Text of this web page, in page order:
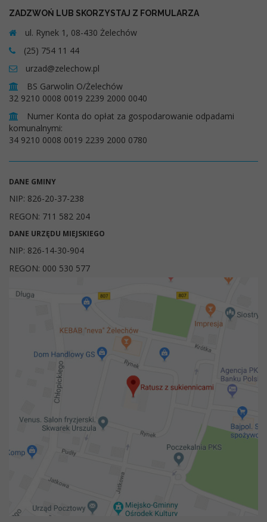
ZADZWOŃ LUB SKORZYSTAJ Z FORMULARZA
ul. Rynek 1, 08-430 Żelechów
(25) 754 11 44
urzad@zelechow.pl
BS Garwolin O/Żelechów
32 9210 0008 0019 2239 2000 0040
Numer Konta do opłat za gospodarowanie odpadami
komunalnymi:
34 9210 0008 0019 2239 2000 0780
DANE GMINY
NIP: 826-20-37-238
REGON: 711 582 204
DANE URZĘDU MIEJSKIEGO
NIP: 826-14-30-904
REGON: 000 530 577